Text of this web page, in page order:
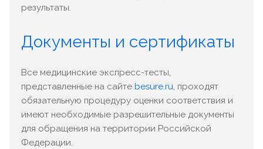
результаты.
Документы и сертификаты
Все медицинские экспресс-тесты,
представленные на сайте besure.ru, проходят
обязательную процедуру оценки соответствия и
имеют необходимые разрешительные документы
для обращения на территории Российской
Федерации.